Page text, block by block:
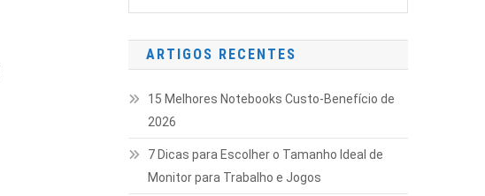
ARTIGOS RECENTES
15 Melhores Notebooks Custo-Benefício de
2026
7 Dicas para Escolher o Tamanho Ideal de
Monitor para Trabalho e Jogos